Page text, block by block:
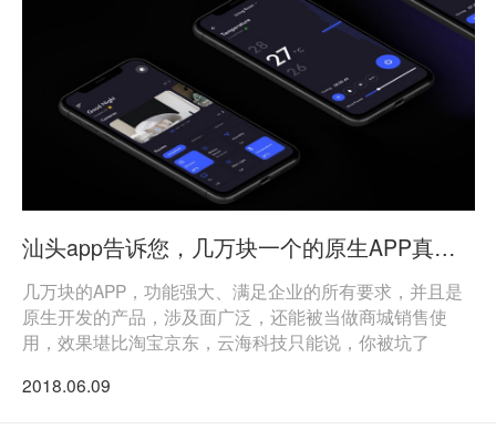
汕头app告诉您，几万块一个的原生APP真的没啥钱赚
几万块的APP，功能强大、满足企业的所有要求，并且是
原生开发的产品，涉及面广泛，还能被当做商城销售使
用，效果堪比淘宝京东，云海科技只能说，你被坑了
2018.06.09